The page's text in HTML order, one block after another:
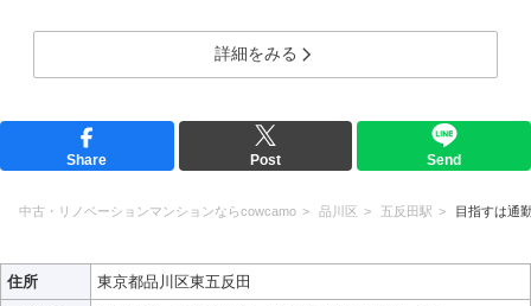
詳細をみる
Share Post Send
中古・リノベーションマンションならcowcamo 品川区 五反田駅 目指すは通
住所
東京都品川区東五反田